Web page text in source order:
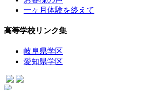
一ヶ月体験を終えて
高等学校リンク集
岐阜県学区
愛知県学区